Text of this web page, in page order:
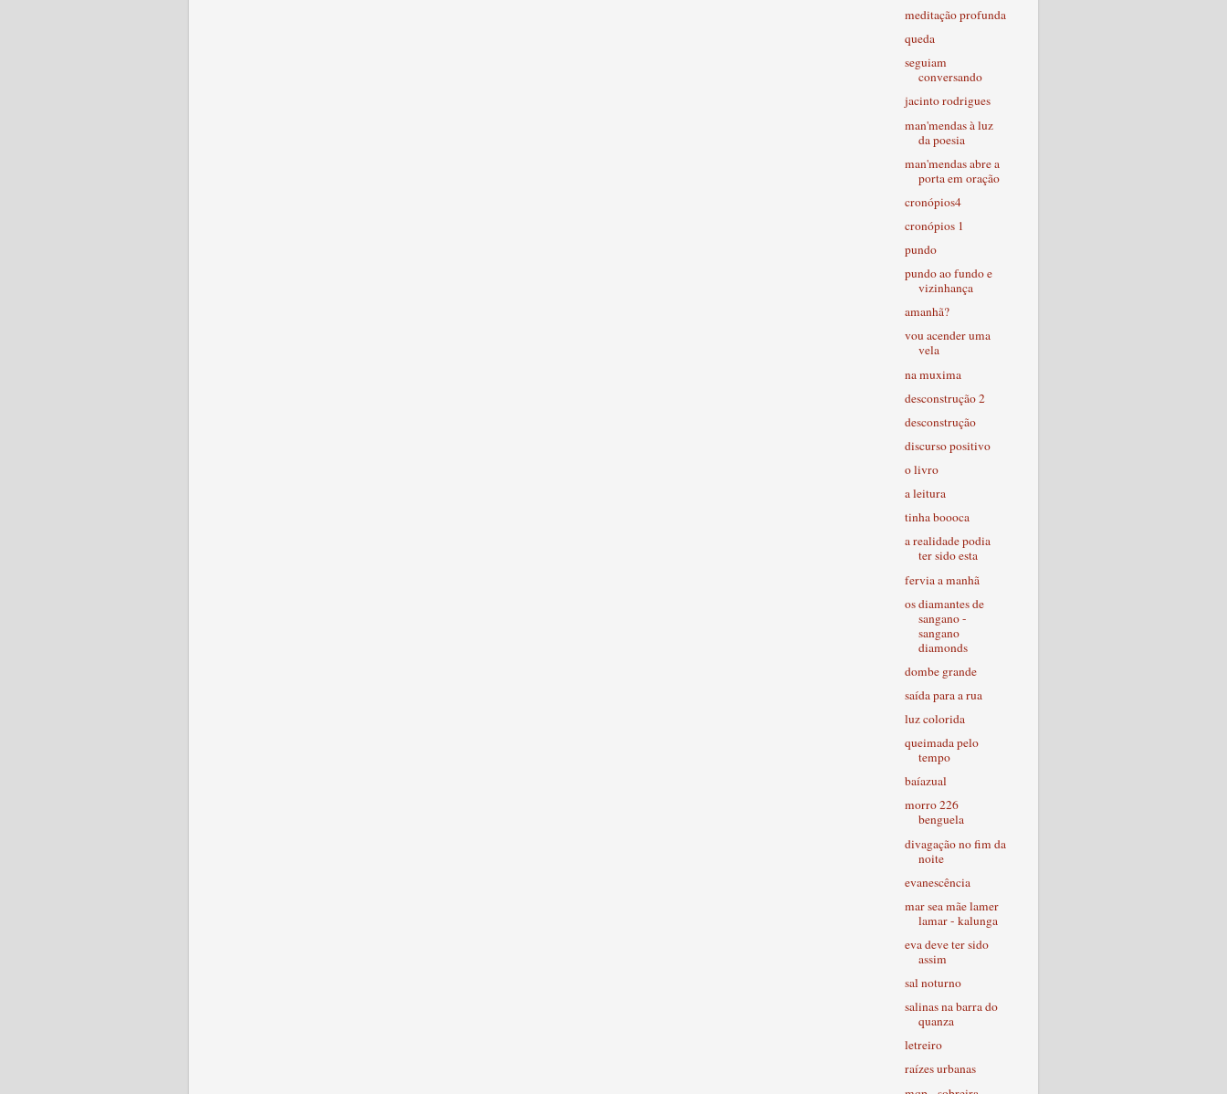
meditação profunda
queda
seguiam
conversando
jacinto rodrigues
man'mendas à luz
da poesia
man'mendas abre a
porta em oração
cronópios4
cronópios 1
pundo
pundo ao fundo e
vizinhança
amanhã?
vou acender uma
vela
na muxima
desconstrução 2
desconstrução
discurso positivo
o livro
a leitura
tinha boooca
a realidade podia
ter sido esta
fervia a manhã
os diamantes de
sangano -
sangano
diamonds
dombe grande
saída para a rua
luz colorida
queimada pelo
tempo
baíazual
morro 226
benguela
divagação no fim da
noite
evanescência
mar sea mãe lamer
lamar - kalunga
eva deve ter sido
assim
sal noturno
salinas na barra do
quanza
letreiro
raízes urbanas